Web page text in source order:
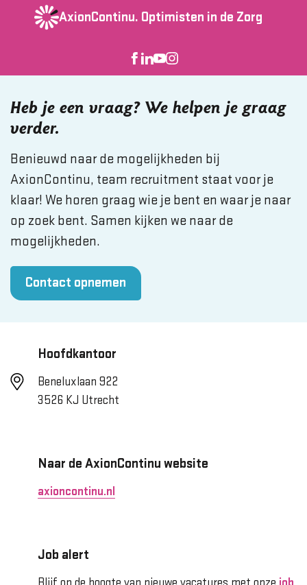
AxionContinu. Optimisten in de Zorg
Heb je een vraag? We helpen je graag
verder.
Benieuwd naar de mogelijkheden bij
AxionContinu, team recruitment staat voor je
klaar! We horen graag wie je bent en waar je naar
op zoek bent. Samen kijken we naar de
mogelijkheden.
Contact opnemen
Hoofdkantoor
Beneluxlaan 922
3526 KJ Utrecht
Naar de AxionContinu website
axioncontinu.nl
Job alert